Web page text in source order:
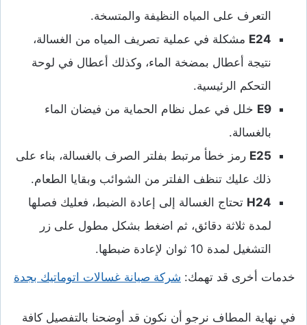
التعرف على المياه النظيفة والمتسخة.
E24 مشكلة في عملية تصريف المياه من الغسالة،
نتيجة أعطال بمضخة الماء، وكذلك أعطال في لوحة
التحكم الرئيسية.
E9 خلل في عمل نظام الحماية من فيضان الماء
بالغسالة.
E25 رمز خطأ مرتبط بفلتر الصرف بالغسالة، بناء على
ذلك عليك تنظف الفلتر من الشوائب وبقايا الطعام.
H24 تحتاج الغسالة إلى إعادة الضبط، فعليك فصلها
لمدة ثلاثة دقائق، ثم اضغط بشكل مطول على زر
التشغيل لمدة 10 ثوان لإعادة ضبطها.
خدمات أخرى قد تهمك: شركة صيانة غسالات اتوماتيك بجدة
في نهاية المطاف نرجو أن نكون قد أوضحنا بالتفصيل كافة